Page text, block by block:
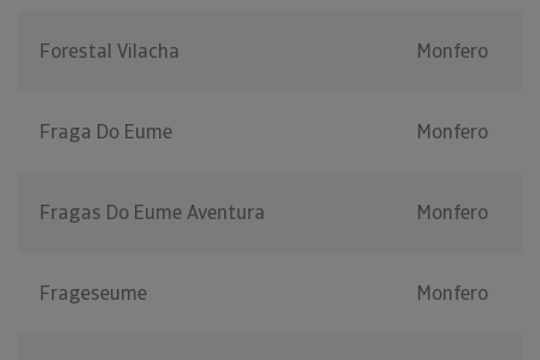
Forestal Vilacha Monfero
Fraga Do Eume Monfero
Fragas Do Eume Aventura Monfero
Frageseume Monfero